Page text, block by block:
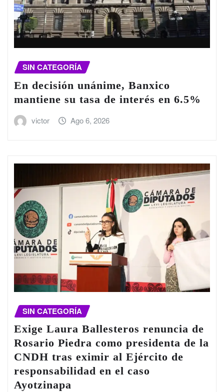
SIN CATEGORÍA
En decisión unánime, Banxico
mantiene su tasa de interés en 6.5%
victor Ago 6, 2026
SIN CATEGORÍA
Exige Laura Ballesteros renuncia de
Rosario Piedra como presidenta de la
CNDH tras eximir al Ejército de
responsabilidad en el caso
Ayotzinapa